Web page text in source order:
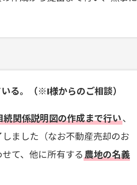
る。（※I様からのご相談）
関係説明図の作成まで行い、
ました（なお不動産売却のお
て、他に所有する農地の名義